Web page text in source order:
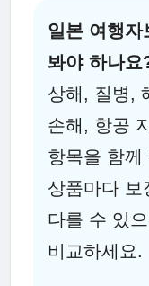
일본 여행자
봐야 하나요
상해, 질병,
손해, 항공
항목을 함께
상품마다 보
다를 수 있
비교하세요.